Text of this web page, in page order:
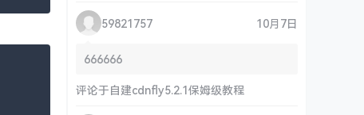
59821757 10月7日
666666
评论于自建cdnfly5.2.1保姆级教程